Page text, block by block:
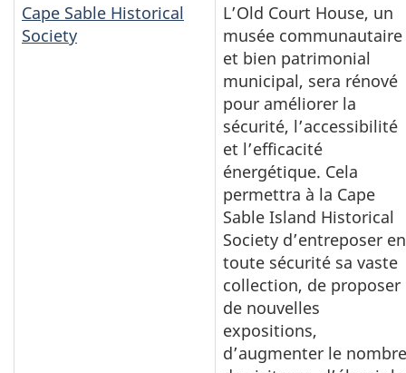
Cape Sable Historical
Society
L’Old Court House, un
musée communautaire
et bien patrimonial
municipal, sera rénové
pour améliorer la
sécurité, l’accessibilité
et l’efficacité
énergétique. Cela
permettra à la Cape
Sable Island Historical
Society d’entreposer en
toute sécurité sa vaste
collection, de proposer
de nouvelles
expositions,
d’augmenter le nombre